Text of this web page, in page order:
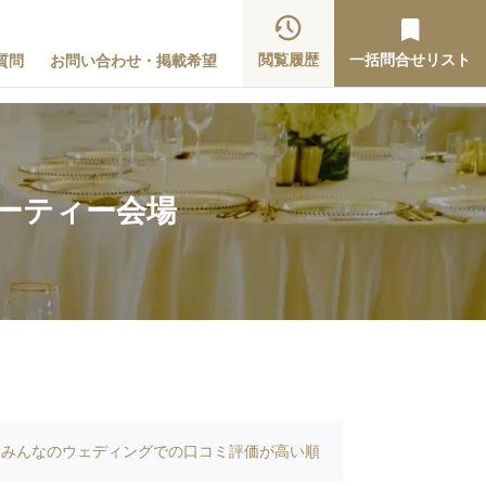
問 お問い合わせ・掲載希望 閲覧履歴 一括問合せリスト
ティー会場
みんなのウェディングでの口コミ評価が高い順